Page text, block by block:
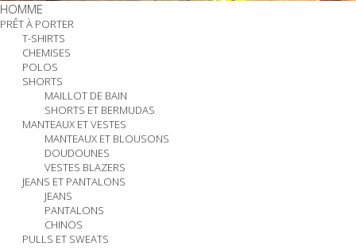
HOMME
PRÊT À PORTER
T-SHIRTS
CHEMISES
POLOS
SHORTS
MAILLOT DE BAIN
SHORTS ET BERMUDAS
MANTEAUX ET VESTES
MANTEAUX ET BLOUSONS
DOUDOUNES
VESTES BLAZERS
JEANS ET PANTALONS
JEANS
PANTALONS
CHINOS
PULLS ET SWEATS